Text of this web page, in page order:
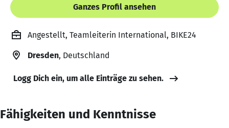
Ganzes Profil ansehen
Angestellt, Teamleiterin International, BIKE24
Dresden, Deutschland
Logg Dich ein, um alle Einträge zu sehen.
Fähigkeiten und Kenntnisse